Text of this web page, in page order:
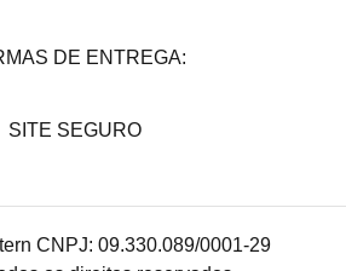
DE ENTREGA:
SITE SEGURO
CNPJ: 09.330.089/0001-29